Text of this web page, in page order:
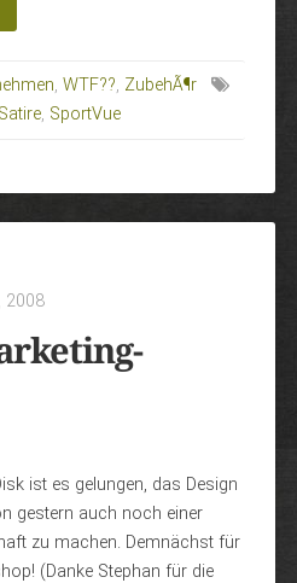
, WTF??, ZubehÃ¶r
Satire, SportVue
2008
ist es gelungen, das Design
gestern auch noch einer
zu machen. Demnächst für
(Danke Stephan für die